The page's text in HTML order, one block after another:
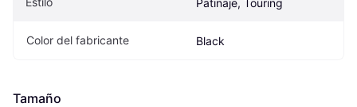
Color del fabricante Black
Tamaño